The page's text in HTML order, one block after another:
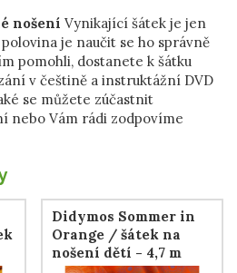
nošení Vynikající šátek je jen
je naučit se ho správně
pomohli, dostanete k šátku
v češtině a instruktážní DVD
se můžete zúčastnit
nebo Vám rádi zodpovíme
Didymos Sommer in
Orange / šátek na
nošení dětí - 4,7 m